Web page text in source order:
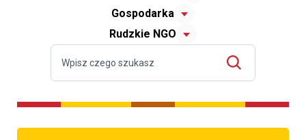
Gospodarka
Rudzkie NGO